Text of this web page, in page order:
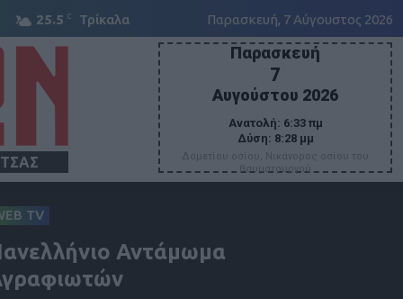
25.5 C Τρίκαλα Παρασκευή, 7 Αύγουστος 2026
Παρασκευή
7
Αυγούστου 2026
Ανατολή: 6:33 πμ
Δύση: 8:28 μμ
Δομετίου οσίου, Νικάνορος οσίου του
θαυματουργού
TV
Αντάμωμα